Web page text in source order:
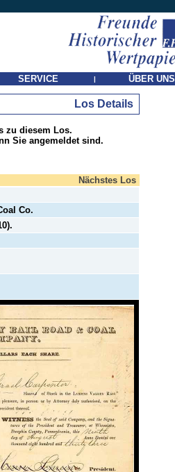
SERVICE | ÜBER UNS
Los Details
zu diesem Los.
Sie angemeldet sind.
Nächstes Los
Co.